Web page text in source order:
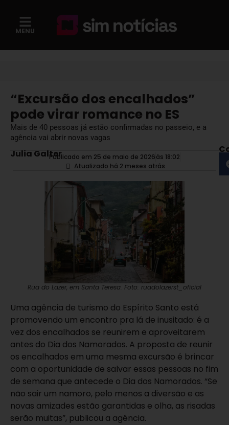
MENU
“Excursão dos encalhados”
pode virar romance no ES
Mais de 40 pessoas já estão confirmadas no passeio, e a
agência vai abrir novas vagas
Julia GalterPublicado em 25 de maio de 2026às 18:02
Atualizado há 2 meses atrás
Rua do Lazer, em Santa Teresa. Foto: ruadolazerst_oficial
Uma agência de turismo do Espírito Santo está
promovendo um encontro pra lá de inusitado: é a
vez dos encalhados se reunirem e aproveitarem
antes do Dia dos Namorados. A proposta de reunir
os encalhados em uma mesma excursão é brincar
com a oportunidade de salvar essas pessoas no fim
de semana que antecede o Dia dos Namorados. “Se
não sair um namoro, pelo menos a diversão e as
novas amizades estão garantidas e olha, as risadas
serão muitas”, publicou a agência.